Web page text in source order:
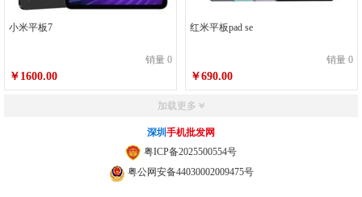
小米平板7
销量 0
￥1600.00
红米平板pad se
销量 0
￥690.00
加载更多
深圳 手机批发网
粤ICP备2025500554号
粤公网安备44030002009475号